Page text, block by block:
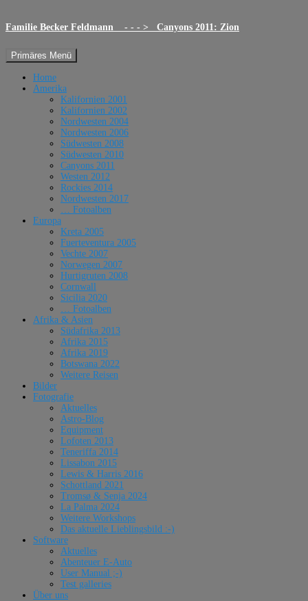
Familie Becker Feldmann - - - > Canyons 2011: Zion
Suchen
Primäres Menü Zum
Inhalt
Home
Amerika
Kalifornien 2001
Kalifornien 2002
Nordwesten 2004
Nordwesten 2006
Südwesten 2008
Südwesten 2010
Canyons 2011
Westen 2012
Rockies 2014
Nordwesten 2017
… Fotoalben
Europa
Kreta 2005
Fuerteventura 2005
Vechte 2007
Norwegen 2007
Hurtigruten 2008
Cornwall
Sicilia 2020
… Fotoalben
Afrika & Asien
Südafrika 2013
Afrika 2015
Afrika 2019
Botswana 2022
Weitere Reisen
Bilder
Fotografie
Aktuelles
Astro-Blog
Equipment
Lofoten 2013
Teneriffa 2014
Lissabon 2015
Lewis & Harris 2016
Schottland 2021
Tromsø & Senja 2024
La Palma 2024
Weitere Workshops
Das aktuelle Lieblingsbild :-)
Software
Aktuelles
Abenteuer E-Auto
User Manual ;-)
Test galleries
Über uns